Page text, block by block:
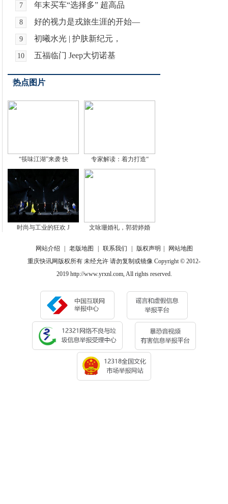
7 年末买车“选择多” 超高品
8 好的视力是戎旅生涯的开始—
9 初曦水光 | 护肤新纪元，
10 五福临门 Jeep大切诺基
热点图片
“筷味江湖”来袭 快 专家解读：着力打造“
时尚与工业的狂欢 J 文咏珊婚礼，郭碧婷婚
网站介绍 老版地图 联系我们 版权声明
网站地图
重庆快讯网版权所有 未经允许 请勿复制或镜像 Copyright © 2012-
2019 http://www.yrxnl.com, All rights reserved.